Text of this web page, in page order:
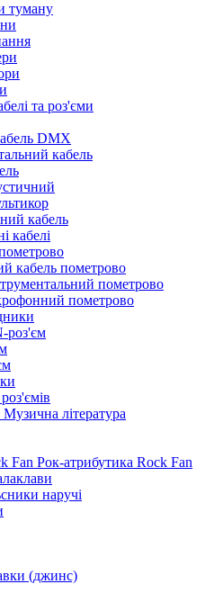
туману
та роз'єми
DMX
кабель
кабель
кабелі
кабель пометрово
пометрово
пометрово
роз'єм
Музична література
Рок-атрибутика Rock Fan
наручі
(джинс)